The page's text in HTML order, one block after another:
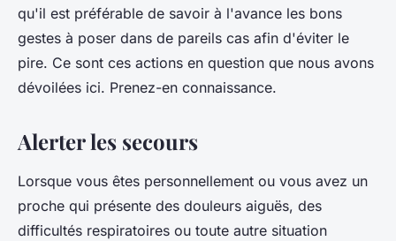
adeline•9 janvier 2024•2 min de lecture
qu'il est préférable de savoir à l'avance les bons
gestes à poser dans de pareils cas afin d'éviter le
pire. Ce sont ces actions en question que nous avons
dévoilées ici. Prenez-en connaissance.
Alerter les secours
Lorsque vous êtes personnellement ou vous avez un
proche qui présente des douleurs aiguës, des
difficultés respiratoires ou toute autre situation